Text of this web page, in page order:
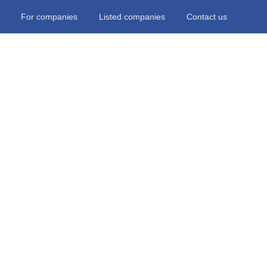
For companies Listed companies Contact us